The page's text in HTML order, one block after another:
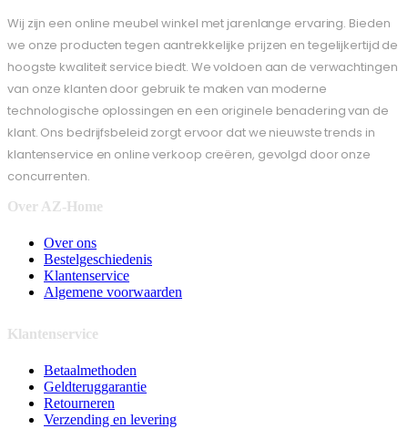
Wij zijn een online meubel winkel met jarenlange ervaring. Bieden
we onze producten tegen aantrekkelijke prijzen en tegelijkertijd de
hoogste kwaliteit service biedt. We voldoen aan de verwachtingen
van onze klanten door gebruik te maken van moderne
technologische oplossingen en een originele benadering van de
klant. Ons bedrijfsbeleid zorgt ervoor dat we nieuwste trends in
klantenservice en online verkoop creëren, gevolgd door onze
concurrenten.
Over AZ-Home
Over ons
Bestelgeschiedenis
Klantenservice
Algemene voorwaarden
Klantenservice
Betaalmethoden
Geldteruggarantie
Retourneren
Verzending en levering